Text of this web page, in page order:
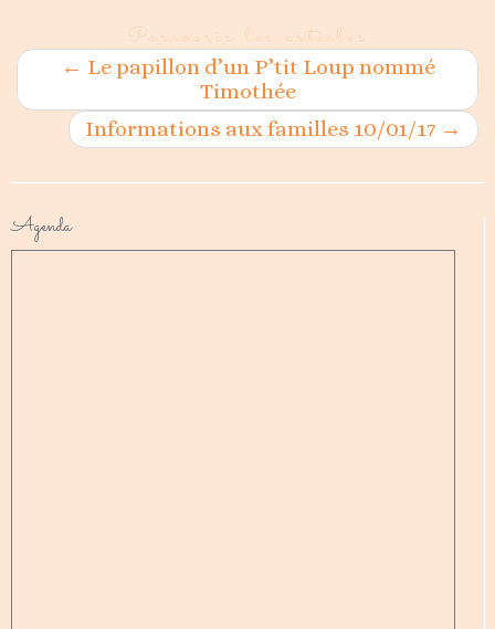
Parcourir les articles
← Le papillon d’un P’tit Loup nommé
Timothée
Informations aux familles 10/01/17 →
Agenda